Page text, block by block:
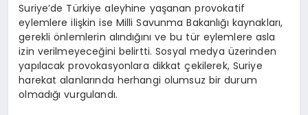
Suriye’de Türkiye aleyhine yaşanan provokatif
eylemlere ilişkin ise Milli Savunma Bakanlığı kaynakları,
gerekli önlemlerin alındığını ve bu tür eylemlere asla
izin verilmeyeceğini belirtti. Sosyal medya üzerinden
yapılacak provokasyonlara dikkat çekilerek, Suriye
harekat alanlarında herhangi olumsuz bir durum
olmadığı vurgulandı.